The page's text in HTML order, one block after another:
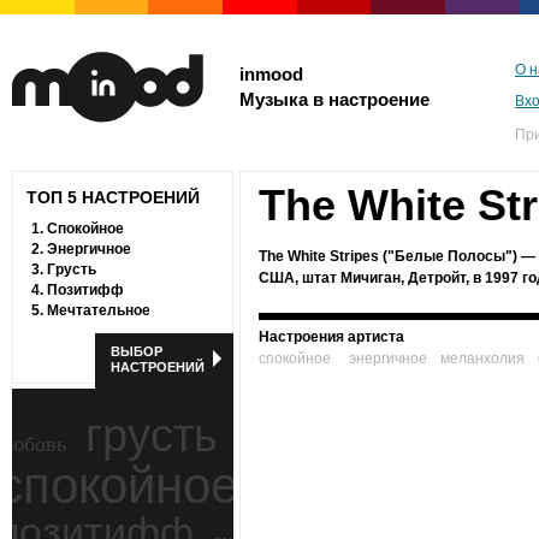
inmood
Музыка в настроение
О
ТОП 5 НАСТРОЕНИЙ
1. Спокойное
2. Энергичное
3. Грусть
4. Позитифф
5. Мечтательное
ВЫБОР
НАСТРОЕНИЙ
грусть
The White
The White Stripes ("Белые Полосы") —
США, штат Мичиган, Детройт, в 1997
Настроения артиста
спокойное
энергичное меланхолия